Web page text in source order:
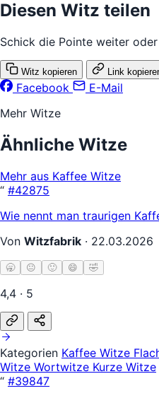
Diesen Witz teilen
Schick die Pointe weiter
Witz kopieren Link
Facebook
E-Mail
Mehr Witze
Ähnliche Witze
Mehr aus Kaffee Witze
“ #42875
Wie nennt man traurigen
Von Witzfabrik · 22.03.2026
🥱 😐 🙂 😄 🤣
4,4 · 5
Kategorien Kaffee Witze
Witze Wortwitze Kurze Witze
“ #39847